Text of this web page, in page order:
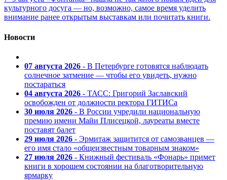
культурного досуга — но, возможно, самое время уделить
внимание ранее открытым выставкам или почитать книги.
Новости
07 августа 2026 - В Петербурге готовятся наблюдать
солнечное затмение — чтобы его увидеть, нужно
постараться
04 августа 2026 - ТАСС: Григорий Заславский
освобожден от должности ректора ГИТИСа
30 июля 2026 - В России учредили национальную
премию имени Майи Плисецкой, лауреаты вместе
поставят балет
29 июля 2026 - Эрмитаж защитится от самозванцев —
его имя стало «общеизвестным товарным знаком»
27 июля 2026 - Книжный фестиваль «Фонарь» примет
книги в хорошем состоянии на благотворительную
ярмарку